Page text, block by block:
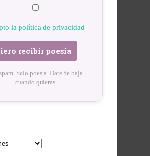
la política de privacidad
Solo poesía. Date de baja
cuando quieras.